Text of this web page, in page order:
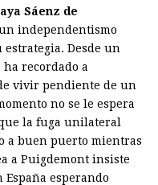
Sáenz de
independentismo
Desde un
recordado a
vivir pendiente de un
no se le espera
la fuga unilateral
a buen puerto mientras
a Puigdemont insiste
esperando